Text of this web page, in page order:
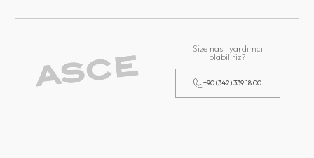
Size nasıl yardımcı
olabiliriz?
+90 (342) 339 18 00